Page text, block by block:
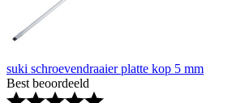
suki schroevendraaier platte kop 5 mm
Best beoordeeld